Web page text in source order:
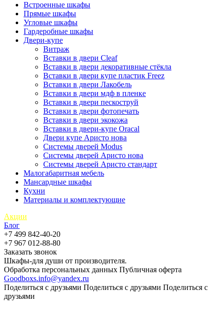
Встроенные шкафы
Прямые шкафы
Угловые шкафы
Гардеробные шкафы
Двери-купе
Витраж
Вставки в двери Cleaf
Вставки в двери декоративные стёкла
Вставки в двери купе пластик Freez
Вставки в двери Лакобель
Вставки в двери мдф в пленке
Вставки в двери пескоструй
Вставки в двери фотопечать
Вставки в двери экокожа
Вставки в двери-купе Oracal
Двери купе Аристо нова
Системы дверей Modus
Системы дверей Аристо нова
Системы дверей Аристо стандарт
Малогабаритная мебель
Мансардные шкафы
Кухни
Материалы и комплектующие
Акции
Блог
+7 499 842-40-20
+7 967 012-88-80
Заказать звонок
Шкафы-для души от производителя.
Обработка персональных данных Публичная оферта
Goodboxs.info@yandex.ru
Поделиться с друзьями Поделиться с друзьями Поделиться с
друзьями